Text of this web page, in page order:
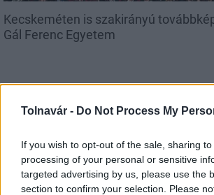
Tolnavár - Do Not Process My
If you wish to opt-out of the sale, sharing
processing of your personal or sensitive
targeted advertising by us, please use the
section to confirm your selection. Please
Kecskeméten is szakirányú
Gál Ferenc Egyetem
Országos hírek